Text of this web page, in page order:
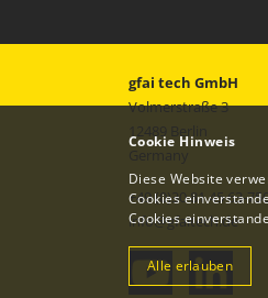
Cookie Hinweis
Diese Website
Cookies
Cookies
Alle erlauben
gfai tech GmbH
Volmerstraße 3
+49 (0)30 81 45 63-
info@gfaitech.de